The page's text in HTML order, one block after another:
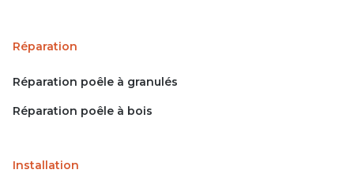
Réparation
Réparation poêle à granulés
Réparation poêle à bois
Installation